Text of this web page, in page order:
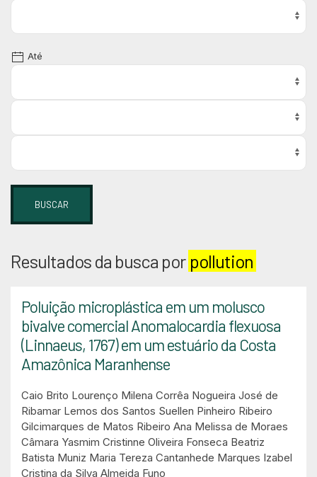
Até
BUSCAR
Resultados da busca por pollution
Poluição microplástica em um molusco
bivalve comercial Anomalocardia flexuosa
(Linnaeus, 1767) em um estuário da Costa
Amazônica Maranhense
Caio Brito Lourenço Milena Corrêa Nogueira José de
Ribamar Lemos dos Santos Suellen Pinheiro Ribeiro
Gilcimarques de Matos Ribeiro Ana Melissa de Moraes
Câmara Yasmim Cristinne Oliveira Fonseca Beatriz
Batista Muniz Maria Tereza Cantanhede Marques Izabel
Cristina da Silva Almeida Funo